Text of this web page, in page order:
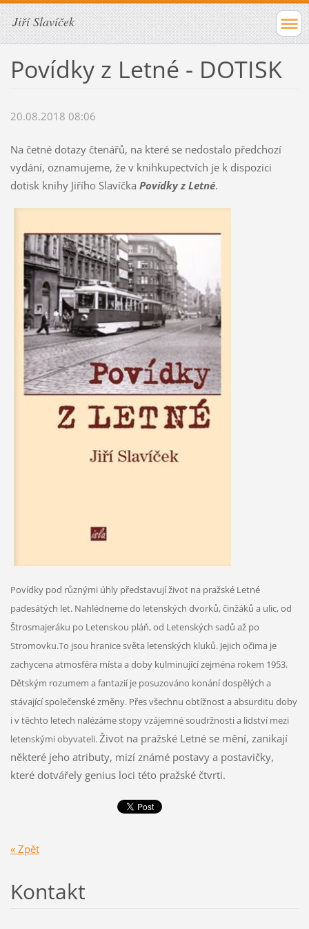
Jiří Slavíček
Povídky z Letné - DOTISK
20.08.2018 08:06
Na četné dotazy čtenářů, na které se nedostalo předchozí
vydání, oznamujeme, že v knihkupectvích je k dispozici
dotisk knihy Jiřího Slavíčka Povídky z Letné.
Povídky pod různými úhly představují život na pražské Letné
padesátých let. Nahlédneme do letenských dvorků, činžáků a ulic, od
Štrosmajeráku po Letenskou pláň, od Letenských sadů až po
Stromovku.To jsou hranice světa letenských kluků. Jejich očima je
zachycena atmosféra místa a doby kulminující zejména rokem 1953.
Dětským rozumem a fantazií je posuzováno konání dospělých a
stávající společenské změny. Přes všechnu obtížnost a absurditu doby
i v těchto letech nalézáme stopy vzájemné soudržnosti a lidství mezi
letenskými obyvateli.Život na pražské Letné se mění, zanikají
některé jeho atributy, mizí známé postavy a postavičky,
které dotvářely genius loci této pražské čtvrti.
« Zpět
Kontakt